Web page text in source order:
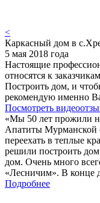
<
Каркасный дом в
5 мая 2018 года
Настоящие
относятся к
Построить дом, и
рекомендую именно
Посмотреть
«Мы 50 лет прожили
Апатиты Мурманской
переехать в теплые
решили построить
дом. Очень много
«Лесничим». В конце
Подробнее